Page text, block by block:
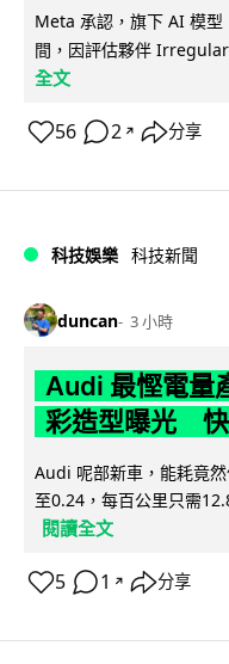
Meta 承認，旗下 AI 模
間，因評估夥伴
全文
56 2 ↗ 分享
科技娛樂 科技新聞
duncan 3 小時
Audi 最慳電
彩造型曝光 快
Audi 呢部新車，能耗竟
至0.24，每百公里只需
閱讀全文
5 1 ↗ 分享